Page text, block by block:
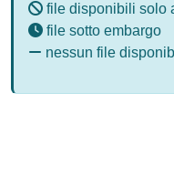
file disponibili solo
file sotto embargo
nessun file